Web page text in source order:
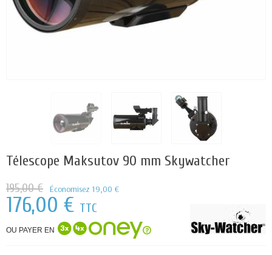
Télescope Maksutov 90 mm Skywatcher
195,00 € Économisez 19,00 €
176,00 € TTC
OU PAYER EN